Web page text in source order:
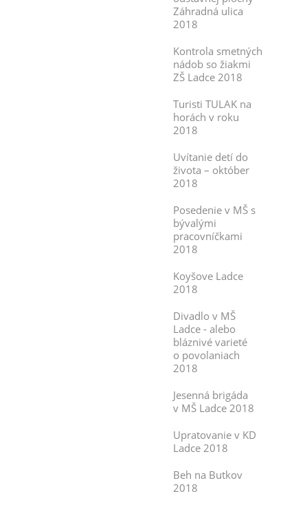
Záhradná ulica
2018
Kontrola smetných
nádob so žiakmi
ZŠ Ladce 2018
Turisti TULAK na
horách v roku
2018
Uvítanie detí do
života – október
2018
Posedenie v MŠ s
bývalými
pracovníčkami
2018
Koyšove Ladce
2018
Divadlo v MŠ
Ladce - alebo
bláznivé varieté
o povolaniach
2018
Jesenná brigáda
v MŠ Ladce 2018
Upratovanie v KD
Ladce 2018
Beh na Butkov
2018